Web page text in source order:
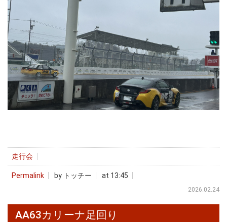
走行会
Permalink by トッチー at 13:45
2026.02.24
AA63カリーナ足回り